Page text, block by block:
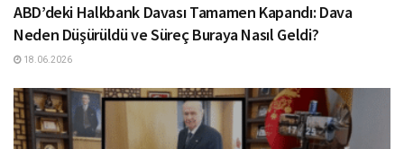
ABD’deki Halkbank Davası Tamamen Kapandı: Dava
Neden Düşürüldü ve Süreç Buraya Nasıl Geldi?
18.06.2026